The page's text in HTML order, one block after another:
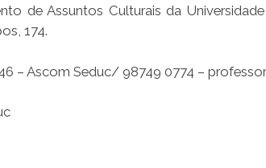
de Assuntos Culturais da
174.
– Ascom Seduc/ 98749 0774 –